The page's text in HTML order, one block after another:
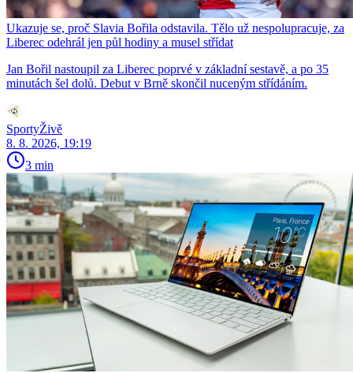
Ukazuje se, proč Slavia Bořila odstavila. Tělo už nespolupracuje, za
Liberec odehrál jen půl hodiny a musel střídat
Jan Bořil nastoupil za Liberec poprvé v základní sestavě, a po 35
minutách šel dolů. Debut v Brně skončil nuceným střídáním.
SportyŽivě
8. 8. 2026, 19:19
3 min